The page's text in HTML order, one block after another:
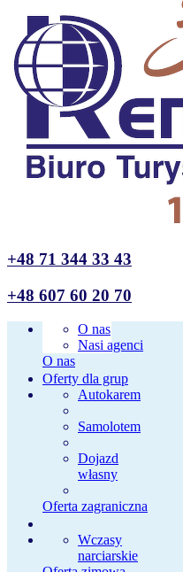
+48 71 344 33 43
+48 607 60 20 70
O nas
Nasi agenci
O nas
Oferty dla grup
Autokarem
Samolotem
Dojazd
własny
Oferta zagraniczna
Wczasy
narciarskie